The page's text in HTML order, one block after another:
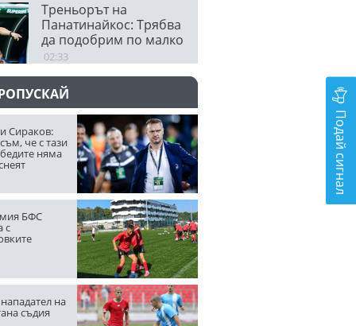
Треньорът на
Панатинайкос: Трябва
да подобрим по малко
от всичко за реванша
02:33
Сираков:
че с тази
няма
БФС
с
на
съдия
Подай сигнал